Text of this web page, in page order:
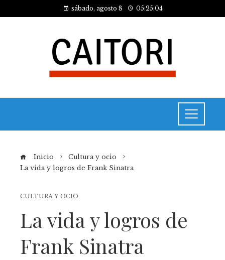
sábado, agosto 8 05:25:05
Inicio
Cultura y ocio
La vida y logros de Frank Sinatra
CULTURA Y OCIO
La vida y logros de
Frank Sinatra